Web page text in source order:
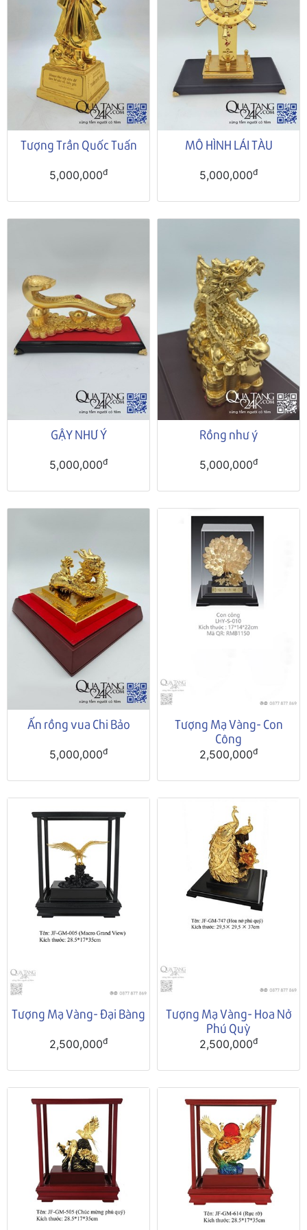
Tượng Trần Quốc Tuấn
5,000,000đ
MÔ HÌNH LÁI TÀU
5,000,000đ
GẬY NHƯ Ý
5,000,000đ
Rồng như ý
5,000,000đ
Ấn rồng vua Chi Bảo
5,000,000đ
Tượng Mạ Vàng- Con
Công
2,500,000đ
Tượng Mạ Vàng- Đại Bàng
2,500,000đ
Tượng Mạ Vàng- Hoa Nở
Phú Quỳ
2,500,000đ